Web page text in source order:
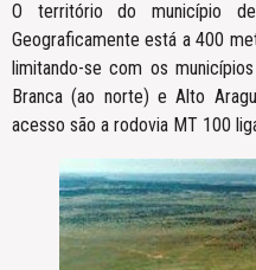
O território do município
Geograficamente está a 400
limitando-se com os
Branca (ao norte) e Alto
acesso são a rodovia MT 100